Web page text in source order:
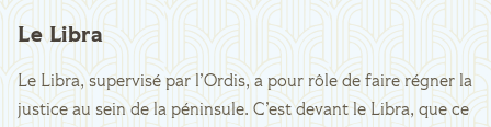
Le Libra
Le Libra, supervisé par l’Ordis, a pour rôle de faire régner la
justice au sein de la péninsule. C’est devant le Libra, que ce